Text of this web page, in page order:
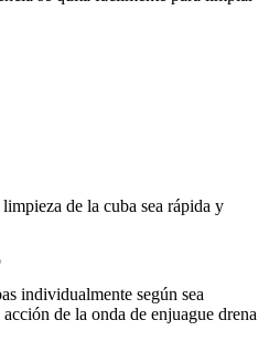
de la cuba sea rápida y
individualmente según sea
de la onda de enjuague drena